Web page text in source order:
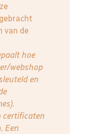
van de
hoe
webshop
en
certificaten
Een